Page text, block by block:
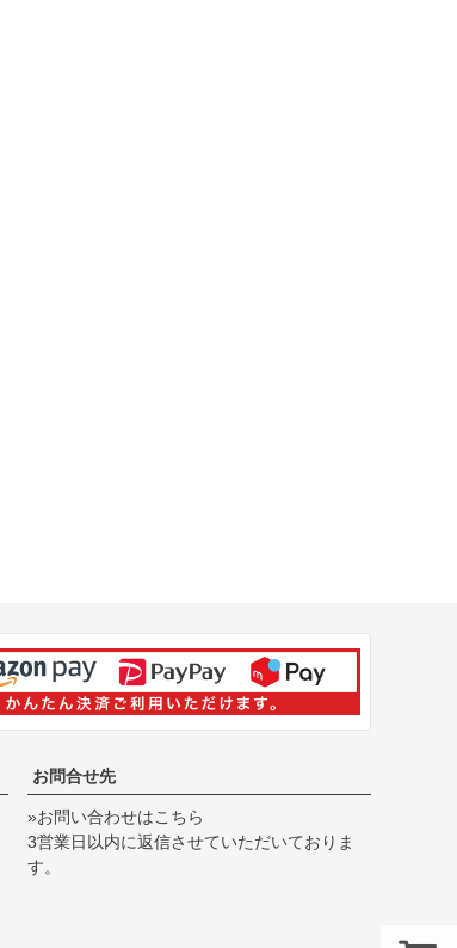
お問合せ先
»お問い合わせはこちら
3営業日以内に返信させていただいておりま
す。